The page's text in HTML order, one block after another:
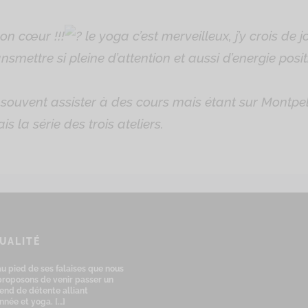
cœur !!! le yoga c’est merveilleux, j’y crois de
si pleine d’attention et aussi d’energie
assister à des cours mais étant sur
la série des trois ateliers.
pied de ses falaises que nous
de venir passer un
de détente alliant
et yoga. […]